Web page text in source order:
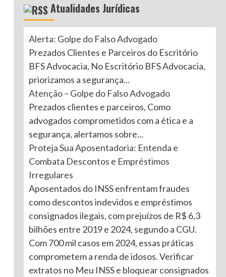
Atualidades Jurídicas
Alerta: Golpe do Falso Advogado
Prezados Clientes e Parceiros do Escritório
BFS Advocacia, No Escritório BFS Advocacia,
priorizamos a segurança...
Atenção – Golpe do Falso Advogado
Prezados clientes e parceiros, Como
advogados comprometidos com a ética e a
segurança, alertamos sobre...
Proteja Sua Aposentadoria: Entenda e
Combata Descontos e Empréstimos
Irregulares
Aposentados do INSS enfrentam fraudes
como descontos indevidos e empréstimos
consignados ilegais, com prejuízos de R$ 6,3
bilhões entre 2019 e 2024, segundo a CGU.
Com 700 mil casos em 2024, essas práticas
comprometem a renda de idosos. Verificar
extratos no Meu INSS e bloquear consignados